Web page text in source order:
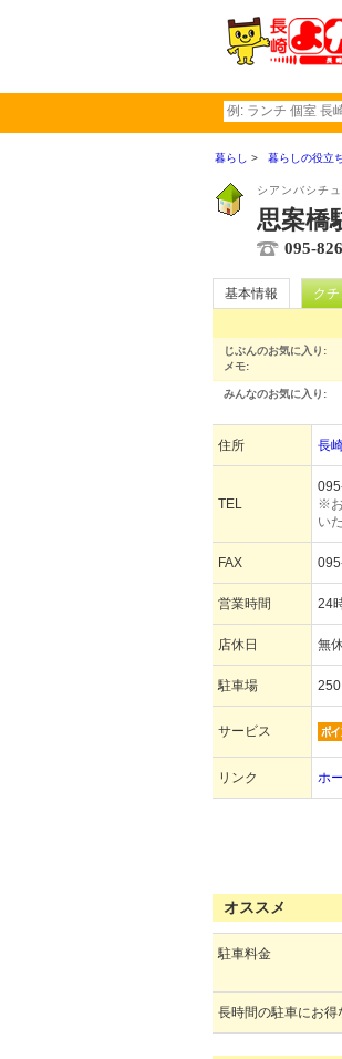
暮らし 暮らしの役立
シアンバシチ
思案橋
095-
基本情報 ク
じぶんのお気に入り:
メモ:
みんなのお気に入り:
住所 長
TEL
※お
い
FAX
営業時間 24
店休日 無
駐車場
サービス
リンク ホ
オススメ
駐車料金
長時間の駐車にお得